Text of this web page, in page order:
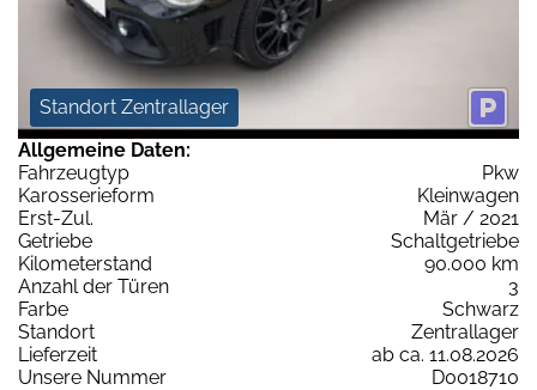
Standort Zentrallager
Allgemeine Daten:
Fahrzeugtyp
Pkw
Karosserieform
Kleinwagen
Erst-Zul.
Mär / 2021
Getriebe
Schaltgetriebe
Kilometerstand
90.000 km
Anzahl der Türen
3
Farbe
Schwarz
Standort
Zentrallager
Lieferzeit
ab ca. 11.08.2026
Unsere Nummer
D0018710